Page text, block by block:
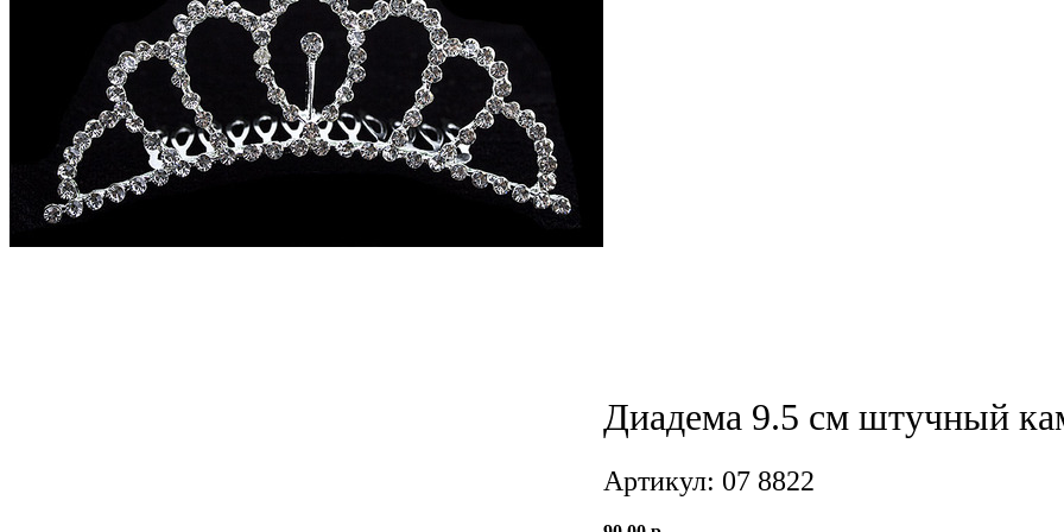
Диадема 9.5 см штучный
Артикул: 07 8822